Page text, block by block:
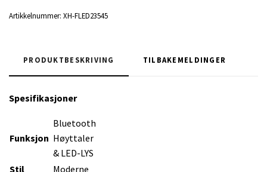
Artikkelnummer: XH-FLED23545
PRODUKTBESKRIVING TILBAKEMELDINGER
Spesifikasjoner
Funksjon
Bluetooth
Høyttaler
& LED-LYS
Stil
Moderne